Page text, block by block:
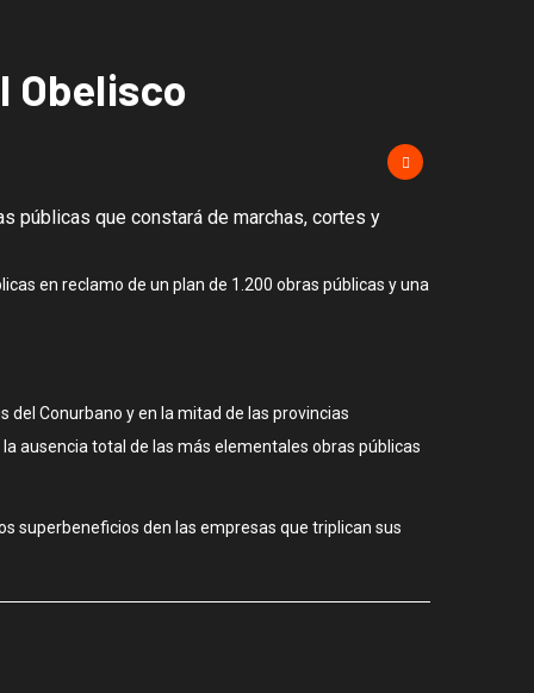
Obelisco
públicas que constará de marchas, cortes y
en reclamo de un plan de 1.200 obras públicas y una
del Conurbano y en la mitad de las provincias
ausencia total de las más elementales obras públicas
superbeneficios den las empresas que triplican sus